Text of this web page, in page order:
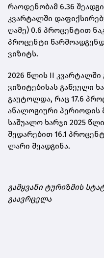
რაოდენობამ 6.36
კვარტალში
ღამე) 0.6 პროცენტით
პროცენტი
ვიზიტს.
2026 წლის II
ვიზიტებისას გაწეული
გაუტოლდა, რაც 17.6
ანალოგიური პერიოდის
საშუალო ხარჯი 2025
შედარებით 16.1
ლარი შეადგინა.
გამყვანი ტურიზმის
გაავრცელა